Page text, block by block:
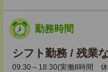
勤務時間
シフト勤務 / 残業
09:30～18:30(実働8時間